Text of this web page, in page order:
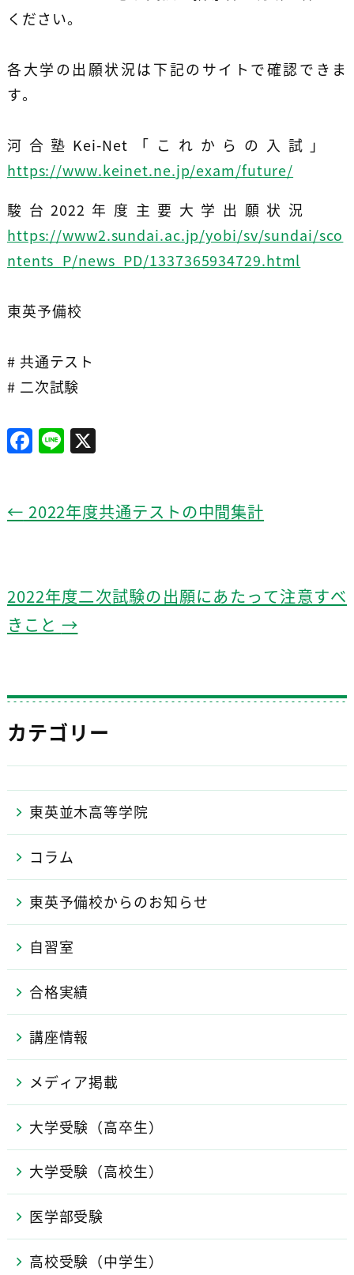
ください。
各大学の出願状況は下記のサイトで確認できま
す。
河合塾Kei-Net「これからの入試」
https://www.keinet.ne.jp/exam/future/
駿台2022年度主要大学出願状況
https://www2.sundai.ac.jp/yobi/sv/sundai/sco
ntents_P/news_PD/1337365934729.html
東英予備校
# 共通テスト
# 二次試験
F
a
e
o
k
Li
n
X
← 2022年度共通テストの中間集計
2022年度二次試験の出願にあたって注意すべ
きこと →
カテゴリー
東英並木高等学院
コラム
東英予備校からのお知らせ
自習室
合格実績
講座情報
メディア掲載
大学受験（高卒生）
大学受験（高校生）
医学部受験
高校受験（中学生）